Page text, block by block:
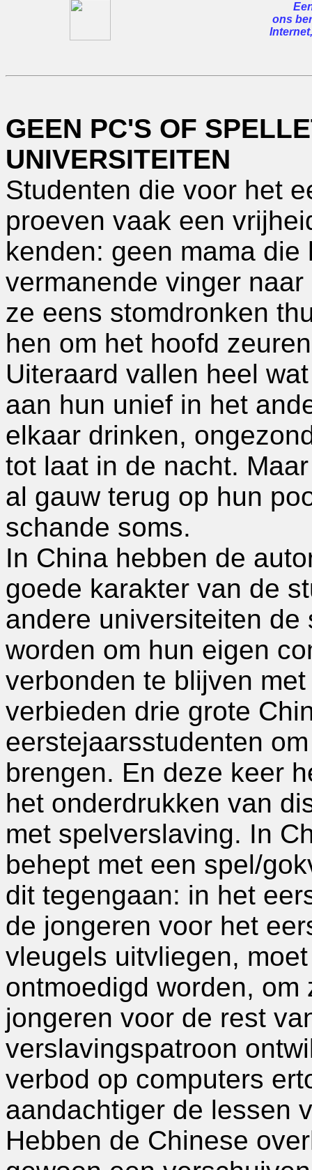
ons
GEEN PC'S OF
UNIVERSITEITEN
Studenten die voor het
proeven vaak een
kenden: geen mama
vermanende vinger
ze eens stomdronken
hen om het hoofd
Uiteraard vallen heel
aan hun unief in het
elkaar drinken,
tot laat in de nacht.
al gauw terug op hun
schande soms.
In China hebben de
goede karakter van de
andere universiteiten
worden om hun eigen
verbonden te blijven
verbieden drie grote
eerstejaarsstudenten
brengen. En deze keer
het onderdrukken van
met spelverslaving. In
behept met een spel/
dit tegengaan: in het
de jongeren voor het
vleugels uitvliegen,
ontmoedigd worden,
jongeren voor de rest
verslavingspatroon
verbod op computers
aandachtiger de lessen
Hebben de Chinese